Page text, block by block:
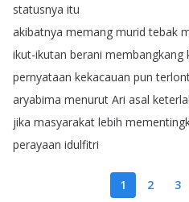
statusnya itu
akibatnya memang murid tebak
ikut-ikutan berani membangkang
pernyataan kekacauan pun
aryabima menurut Ari asal
jika masyarakat lebih
perayaan idulfitri
1 2 3